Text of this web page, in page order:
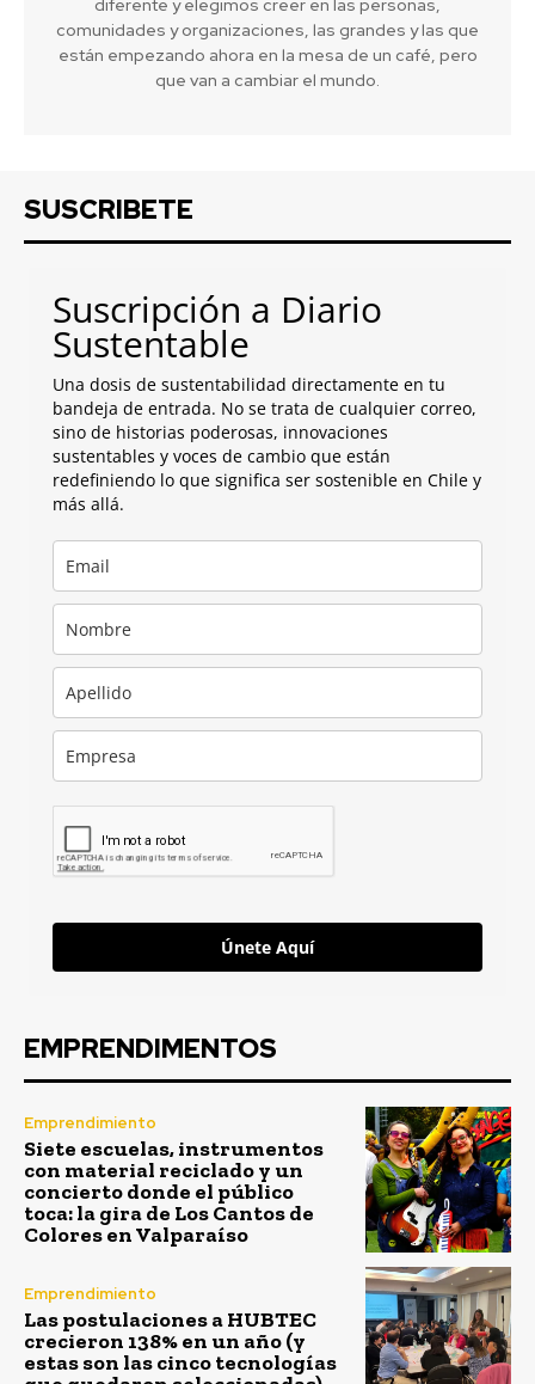
diferente y elegimos creer en las personas,
comunidades y organizaciones, las grandes y las que
están empezando ahora en la mesa de un café, pero
que van a cambiar el mundo.
SUSCRIBETE
Suscripción a Diario
Sustentable
Una dosis de sustentabilidad directamente en tu
bandeja de entrada. No se trata de cualquier correo,
sino de historias poderosas, innovaciones
sustentables y voces de cambio que están
redefiniendo lo que significa ser sostenible en Chile y
más allá.
Únete Aquí
EMPRENDIMENTOS
Emprendimiento
Siete escuelas, instrumentos
con material reciclado y un
concierto donde el público
toca: la gira de Los Cantos de
Colores en Valparaíso
Emprendimiento
Las postulaciones a HUBTEC
crecieron 138% en un año (y
estas son las cinco tecnologías